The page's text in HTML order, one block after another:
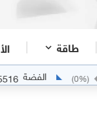
طاقة
الفضة 63.5516